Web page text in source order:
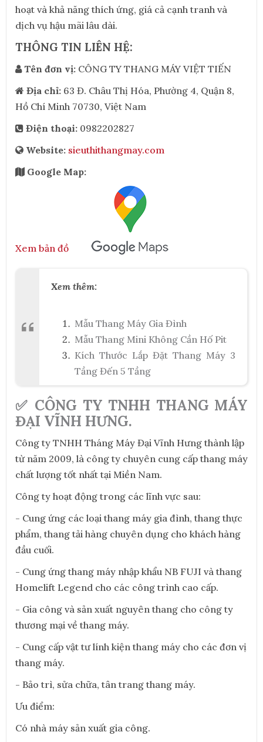
hoạt và khả năng thích ứng, giá cả cạnh tranh và
dịch vụ hậu mãi lâu dài.
THÔNG TIN LIÊN HỆ:
Tên đơn vị: CÔNG TY THANG MÁY VIỆT TIẾN
Địa chỉ: 63 Đ. Châu Thị Hóa, Phường 4, Quận 8,
Hồ Chí Minh 70730, Việt Nam
Điện thoại: 0982202827
Website: sieuthithangmay.com
Google Map:
Xem bản đồ
Xem thêm:
Mẫu Thang Máy Gia Đình
Mẫu Thang Mini Không Cần Hố Pit
Kích Thước Lắp Đặt Thang Máy 3
Tầng Đến 5 Tầng
✅ CÔNG TY TNHH THANG MÁY
ĐẠI VĨNH HƯNG.
Công ty TNHH Tháng Máy Đại Vĩnh Hưng thành lập
từ năm 2009, là công ty chuyên cung cấp thang máy
chất lượng tốt nhất tại Miền Nam.
Công ty hoạt động trong các lĩnh vực sau:
- Cung ứng các loại thang máy gia đình, thang thực
phẩm, thang tải hàng chuyên dụng cho khách hàng
đầu cuối.
- Cung ứng thang máy nhập khẩu NB FUJI và thang
Homelift Legend cho các công trình cao cấp.
- Gia công và sản xuất nguyên thang cho công ty
thương mại về thang máy.
- Cung cấp vật tư lính kiện thang máy cho các đơn vị
thang máy.
- Bảo trì, sửa chữa, tân trang thang máy.
Ưu điểm:
Có nhà máy sản xuất gia công.